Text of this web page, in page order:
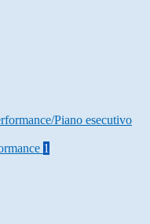
Piano esecutivo
1